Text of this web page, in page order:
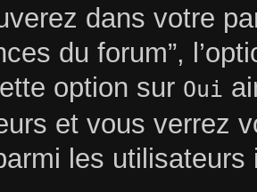
dans votre
du forum”,
option sur Oui
et vous verrez
les utilisateurs